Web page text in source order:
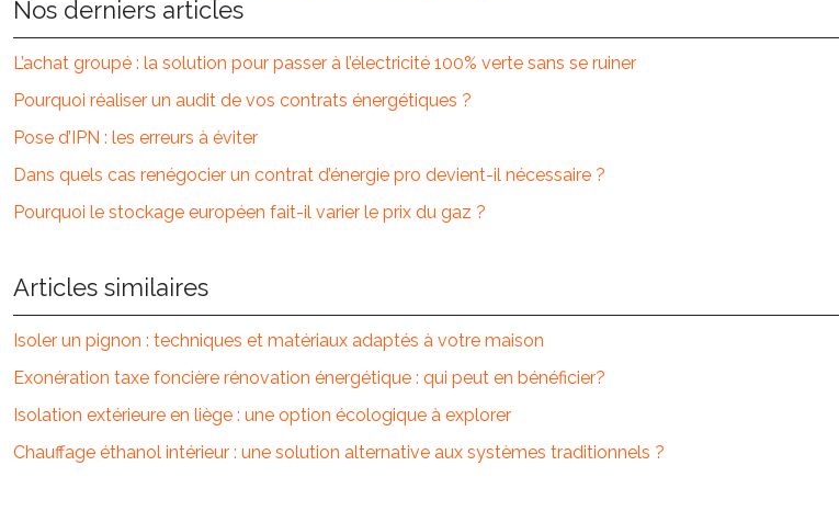
Nos derniers articles
L’achat groupé : la solution pour passer à l’électricité 100% verte sans se ruiner
Pourquoi réaliser un audit de vos contrats énergétiques ?
Pose d’IPN : les erreurs à éviter
Dans quels cas renégocier un contrat d’énergie pro devient-il nécessaire ?
Pourquoi le stockage européen fait-il varier le prix du gaz ?
Articles similaires
Isoler un pignon : techniques et matériaux adaptés à votre maison
Exonération taxe foncière rénovation énergétique : qui peut en bénéficier?
Isolation extérieure en liège : une option écologique à explorer
Chauffage éthanol intérieur : une solution alternative aux systèmes traditionnels ?